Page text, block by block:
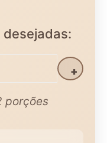
+
porções